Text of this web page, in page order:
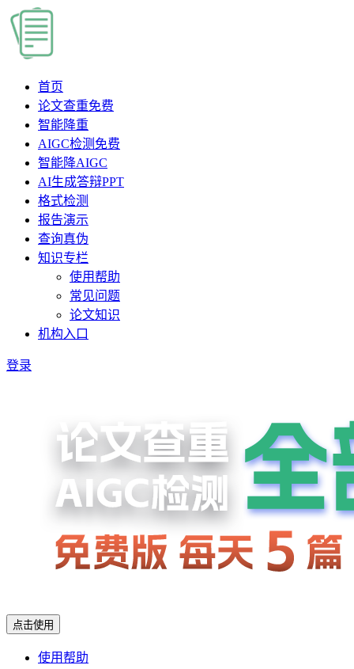
首页
论文查重免费
智能降重
AIGC检测 免费
智能降AIGC
AI生成答辩PPT
格式检测
报告演示
查询真伪
知识专栏
使用帮助
常见问题
论文知识
机构入口
登录
点击使用
使用帮助